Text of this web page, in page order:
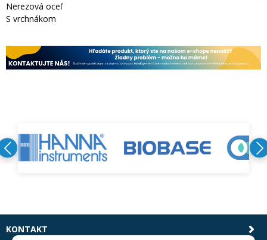
Nerezová oceľ
S vrchnákom
KONTAKT